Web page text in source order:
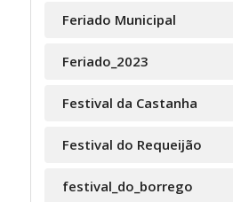
Feriado Municipal
Feriado_2023
Festival da Castanha
Festival do Requeijão
festival_do_borrego